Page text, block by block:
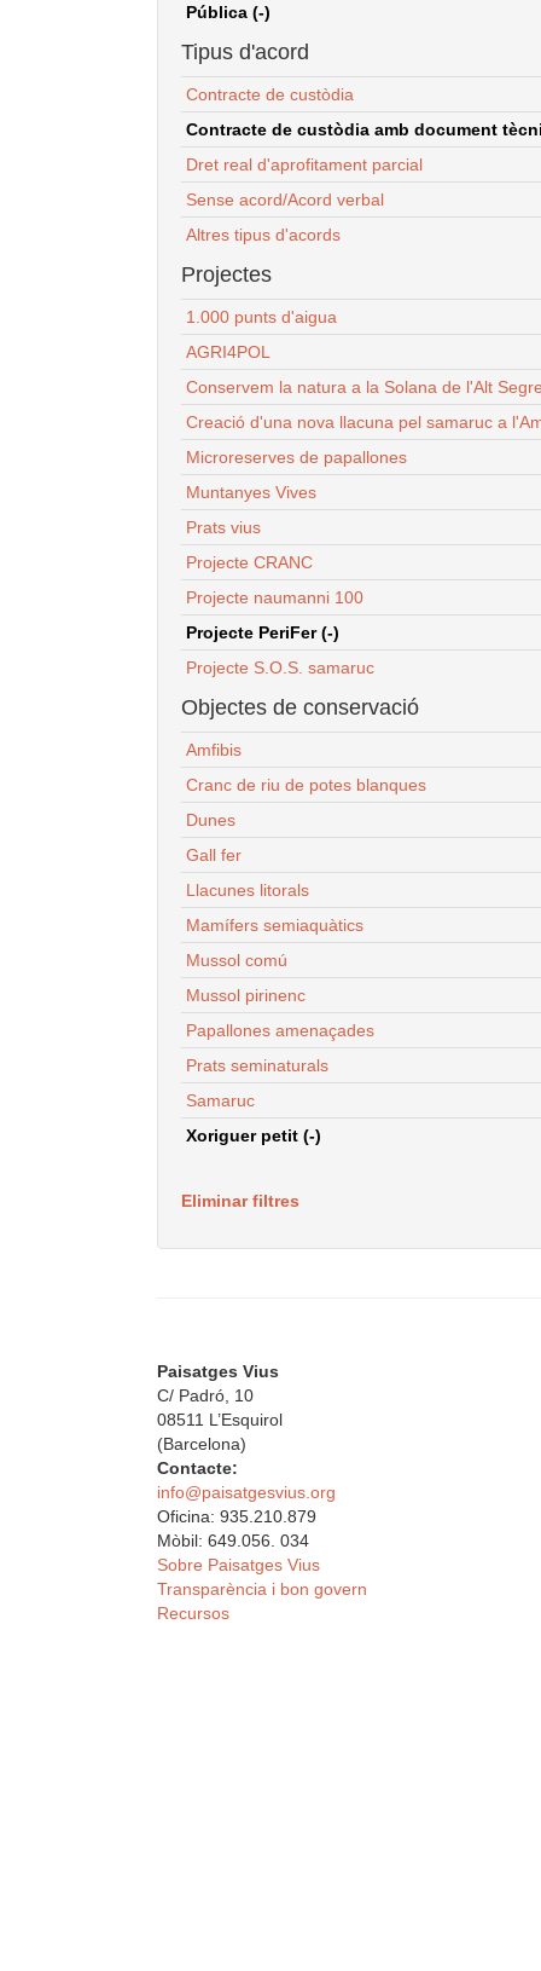
Pública (-)
Tipus d'acord
Contracte de custòdia
Contracte de custòdia amb document
Dret real d'aprofitament parcial
Sense acord/Acord verbal
Altres tipus d'acords
Projectes
1.000 punts d'aigua
AGRI4POL
Conservem la natura a la Solana de l'Alt
Creació d'una nova llacuna pel samaruc a
Microreserves de papallones
Muntanyes Vives
Prats vius
Projecte CRANC
Projecte naumanni 100
Projecte PeriFer (-)
Projecte S.O.S. samaruc
Objectes de conservació
Amfibis
Cranc de riu de potes blanques
Dunes
Gall fer
Llacunes litorals
Mamífers semiaquàtics
Mussol comú
Mussol pirinenc
Papallones amenaçades
Prats seminaturals
Samaruc
Xoriguer petit (-)
Eliminar filtres
Paisatges Vius
C/ Padró, 10
08511 L’Esquirol
(Barcelona)
Contacte:
info@paisatgesvius.org
Oficina: 935.210.879
Mòbil: 649.056. 034
Sobre Paisatges Vius
Transparència i bon govern
Recursos